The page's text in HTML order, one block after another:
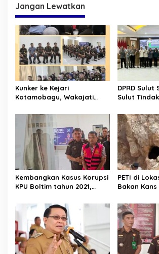
g
a
s
i
p
o
s
Jangan Lewatkan
Kunker ke Kejari
Kotamobagu, Wakajati
Profesionalitas dan
Loyalitas
DPRD
Sulut
Bersubsidi
Kembangkan Kasus Korupsi
KPU Boltim tahun 2021,
PETI di
Bakan Kans
Pemerintah
Aktifitas